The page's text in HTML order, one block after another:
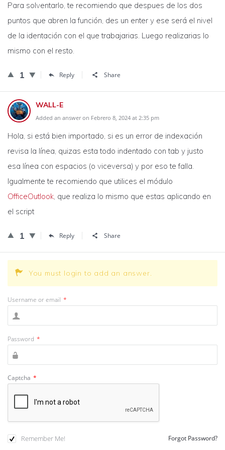
Para solventarlo, te recomiendo que despues de los dos
puntos que abren la función, des un enter y ese será el nivel
de la identación con el que trabajarias. Luego realizarias lo
mismo con el resto.
1 Reply Share
WALL-E
Added an answer on Febrero 8, 2024 at 2:35 pm
Hola, si está bien importado, si es un error de indexación
revisa la línea, quizas esta todo indentado con tab y justo
esa línea con espacios (o viceversa) y por eso te falla.
Igualmente te recomiendo que utilices el módulo
OfficeOutlook, que realiza lo mismo que estas aplicando en
el script
1 Reply Share
You must login to add an answer.
Username or email *
Password *
Captcha *
Remember Me! Forgot Password?